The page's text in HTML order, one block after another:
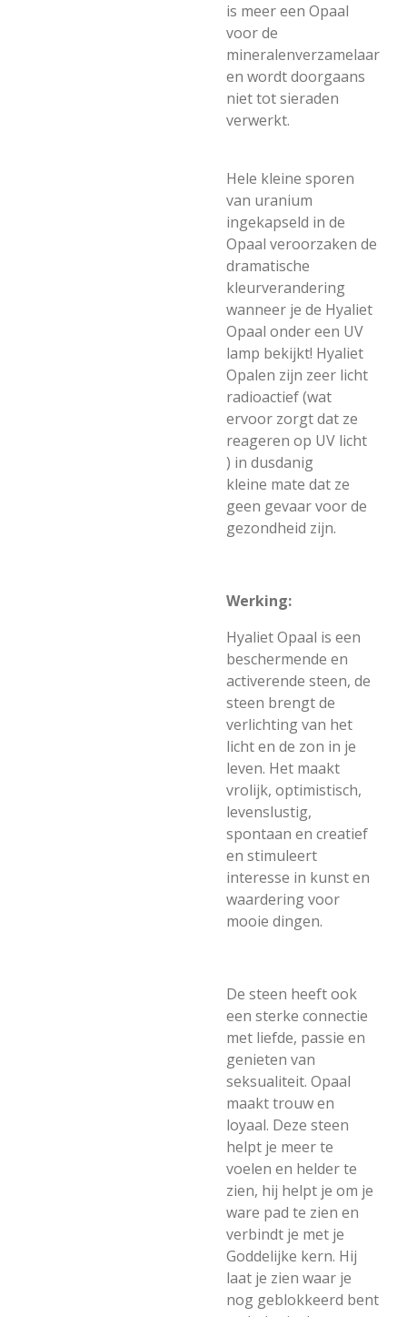
is meer een Opaal
voor de
mineralenverzamelaar
en wordt doorgaans
niet tot sieraden
verwerkt.
Hele kleine sporen
van uranium
ingekapseld in de
Opaal veroorzaken de
dramatische
kleurverandering
wanneer je de Hyaliet
Opaal onder een UV
lamp bekijkt! Hyaliet
Opalen zijn zeer licht
radioactief (wat
ervoor zorgt dat ze
reageren op UV licht
) in dusdanig
kleine mate dat ze
geen gevaar voor de
gezondheid zijn.
Werking:
Hyaliet Opaal is een
beschermende en
activerende steen, de
steen brengt de
verlichting van het
licht en de zon in je
leven. Het maakt
vrolijk, optimistisch,
levenslustig,
spontaan en creatief
en stimuleert
interesse in kunst en
waardering voor
mooie dingen.
De steen heeft ook
een sterke connectie
met liefde, passie en
genieten van
seksualiteit. Opaal
maakt trouw en
loyaal. Deze steen
helpt je meer te
voelen en helder te
zien, hij helpt je om je
ware pad te zien en
verbindt je met je
Goddelijke kern. Hij
laat je zien waar je
nog geblokkeerd bent